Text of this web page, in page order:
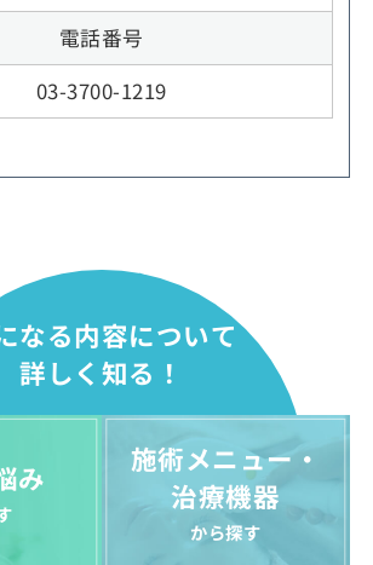
電話番号
03-3700-1219
なる内容について
詳しく知る！
み
施術メニュー・
治療機器
から探す